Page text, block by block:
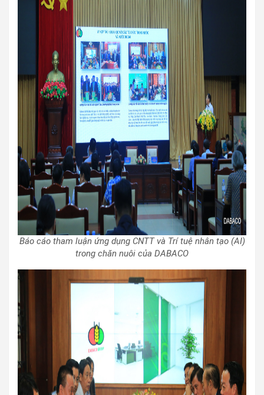
Báo cáo tham luận ứng dụng CNTT và Trí tuệ nhân tạo (AI)
trong chăn nuôi của DABACO